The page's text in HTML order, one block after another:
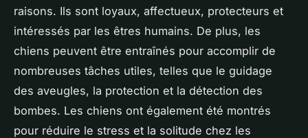
raisons. Ils sont loyaux, affectueux, protecteurs et
intéressés par les êtres humains. De plus, les
chiens peuvent être entraînés pour accomplir de
nombreuses tâches utiles, telles que le guidage
des aveugles, la protection et la détection des
bombes. Les chiens ont également été montrés
pour réduire le stress et la solitude chez les